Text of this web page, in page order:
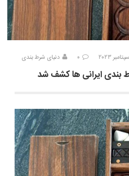
۰ دنیای شرط بندی
بندی ایرانی ها کشف شد